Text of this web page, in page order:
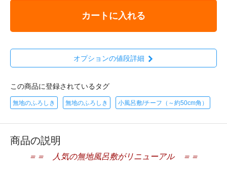
カートに入れる
オプションの値段詳細
この商品に登録されているタグ
無地のふろしき 無地のふろしき 小風呂敷/チーフ（～約50cm角）
商品の説明
＝＝ 人気の無地風呂敷がリニューアル ＝＝